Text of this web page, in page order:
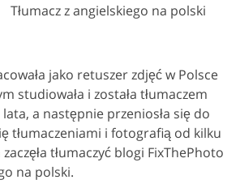
Tłumacz z angielskiego na polski
jako retuszer zdjęć w Polsce
studiowała i została tłumaczem
a następnie przeniosła się do
tłumaczeniami i fotografią od kilku
tłumaczyć blogi FixThePhoto
na polski.